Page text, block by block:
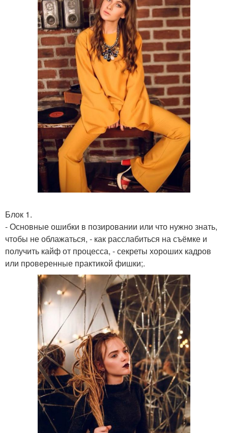
Блок 1.
- Основные ошибки в позировании или что нужно знать,
чтобы не облажаться, - как расслабиться на съёмке и
получить кайф от процесса, - секреты хороших кадров
или проверенные практикой фишки;.